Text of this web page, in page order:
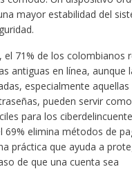
mayor estabilidad del
el 71% de los colombianos
antiguas en línea, aunque
especialmente aquellas
pueden servir
para los
69% elimina métodos de
práctica que ayuda a
de que una cuenta sea